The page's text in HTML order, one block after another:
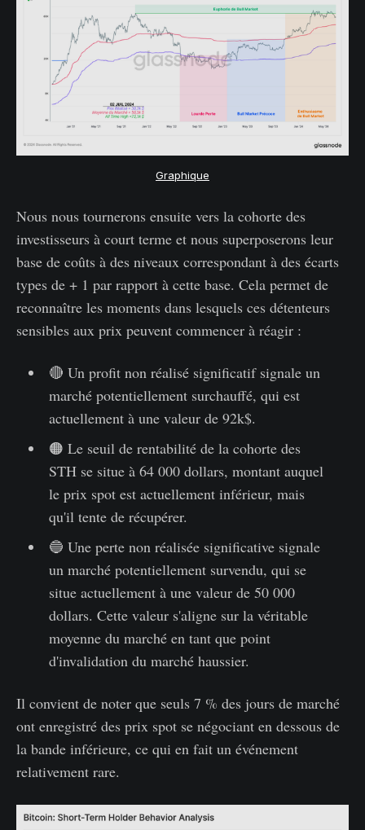
Graphique
Nous nous tournerons ensuite vers la cohorte des
investisseurs à court terme et nous superposerons leur
base de coûts à des niveaux correspondant à des écarts
types de + 1 par rapport à cette base. Cela permet de
reconnaître les moments dans lesquels ces détenteurs
sensibles aux prix peuvent commencer à réagir :
🔴 Un profit non réalisé significatif signale un
marché potentiellement surchauffé, qui est
actuellement à une valeur de 92k$.
🟠 Le seuil de rentabilité de la cohorte des
STH se situe à 64 000 dollars, montant auquel
le prix spot est actuellement inférieur, mais
qu'il tente de récupérer.
🔵 Une perte non réalisée significative signale
un marché potentiellement survendu, qui se
situe actuellement à une valeur de 50 000
dollars. Cette valeur s'aligne sur la véritable
moyenne du marché en tant que point
d'invalidation du marché haussier.
Il convient de noter que seuls 7 % des jours de marché
ont enregistré des prix spot se négociant en dessous de
la bande inférieure, ce qui en fait un événement
relativement rare.